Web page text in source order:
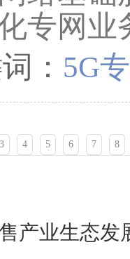
专网业
： 5G
3 4 5 6 7 8
产业生态发